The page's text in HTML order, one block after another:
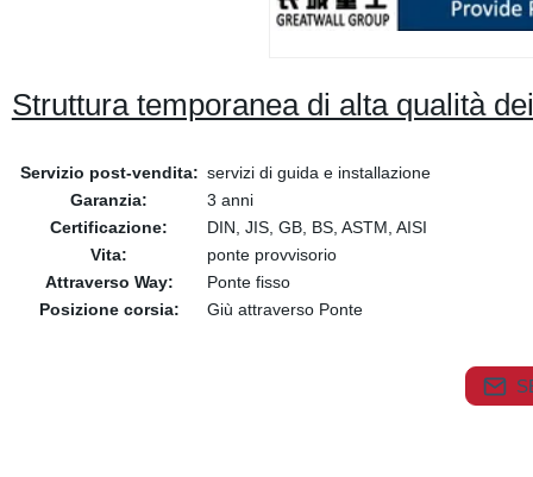
Struttura temporanea di alta qualità
Servizio post-vendita: servizi di guida e installazione
Garanzia:
3 anni
Certificazione:
DIN, JIS, GB, BS, ASTM, AISI
Vita:
ponte provvisorio
Attraverso Way:
Ponte fisso
Posizione corsia:
Giù attraverso Ponte